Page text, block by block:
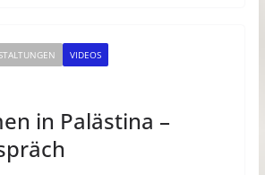
VIDEOS
in Palästina –